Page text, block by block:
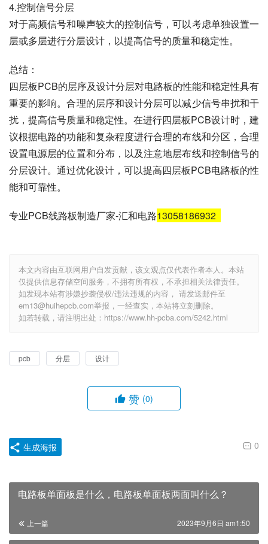
4.控制信号分层
对于高频信号和噪声较大的控制信号，可以考虑单独设置一
层或多层进行分层设计，以提高信号的质量和稳定性。
总结：
四层板PCB的层序及设计分层对电路板的性能和稳定性具有
重要的影响。合理的层序和设计分层可以减少信号串扰和干
扰，提高信号质量和稳定性。在进行四层板PCB设计时，建
议根据电路的功能和复杂程度进行合理的布线和分区，合理
设置电源层的位置和分布，以及注意地层布线和控制信号的
分层设计。通过优化设计，可以提高四层板PCB电路板的性
能和可靠性。
专业PCB线路板制造厂家-汇和电路13058186932
本文内容由互联网用户自发贡献，该文观点仅代表作者本人。本站
仅提供信息存储空间服务，不拥有所有权，不承担相关法律责任。
如发现本站有涉嫌抄袭侵权/违法违规的内容， 请发送邮件至
em13@huihepcb.com举报，一经查实，本站将立刻删除。
如若转载，请注明出处：https://www.hh-pcba.com/5242.html
pcb 分层 设计
赞 (0)
0
生成海报
电路板单面板是什么，电路板单面板两面叫什么？
上一篇 2023年9月6日 am1:50